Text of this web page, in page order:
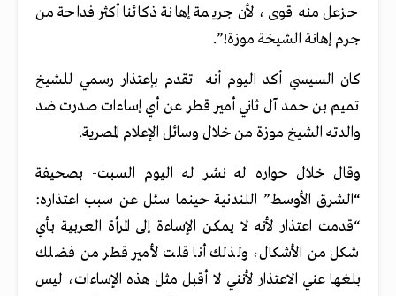
حزعل منه قوى، لأن جريمة إهانة ذكائنا أكثر فداحة من
جرم إهانة الشيخة موزة!”.
كان السيسي أكد اليوم أنه تقدم بإعتذار رسمي للشيخ
تميم بن حمد آل ثاني أمير قطر عن أي إساءات صدرت ضد
والدته الشيخ موزة من خلال وسائل الإعلام المصرية.
وقال خلال حواره له نشر له اليوم السبت- بصحيفة
“الشرق الأوسط” اللندنية حينما سئل عن سبب اعتذاره:
“قدمت اعتذار لأنه لا يمكن الإساءة إلى المرأة العربية بأي
شكل من الأشكال، ولذلك أنا قلت لأمير قطر من فضلك
بلغها عني الاعتذار لأنني لا أقبل مثل هذه الإساءات، ليس